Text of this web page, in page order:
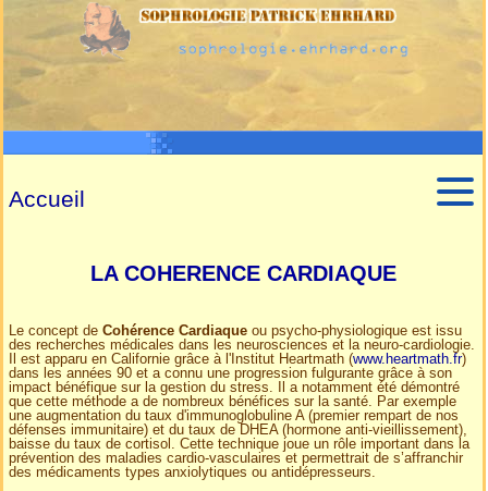
Accueil
LA COHERENCE CARDIAQUE
Le concept de Cohérence Cardiaque ou psycho-physiologique est issu
des recherches médicales dans les neurosciences et la neuro-cardiologie.
Il est apparu en Californie grâce à l'Institut Heartmath (www.heartmath.fr)
dans les années 90 et a connu une progression fulgurante grâce à son
impact bénéfique sur la gestion du stress. Il a notamment été démontré
que cette méthode a de nombreux bénéfices sur la santé. Par exemple
une augmentation du taux d'immunoglobuline A (premier rempart de nos
défenses immunitaire) et du taux de DHEA (hormone anti-vieillissement),
baisse du taux de cortisol. Cette technique joue un rôle important dans la
prévention des maladies cardio-vasculaires et permettrait de s’affranchir
des médicaments types anxiolytiques ou antidépresseurs.